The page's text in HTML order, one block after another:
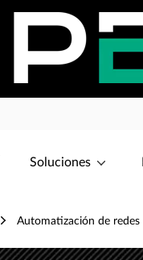
Soluciones
Automatización de redes